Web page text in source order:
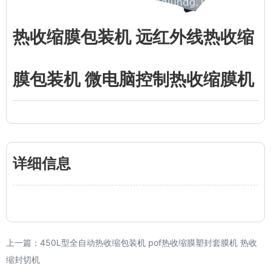
热收缩膜包装机 远红外线热收缩
膜包装机 微电脑控制热收缩膜机
详细信息
上一篇： 450L型全自动热收缩包装机 pof热收缩膜塑封套膜机 热收
缩封切机